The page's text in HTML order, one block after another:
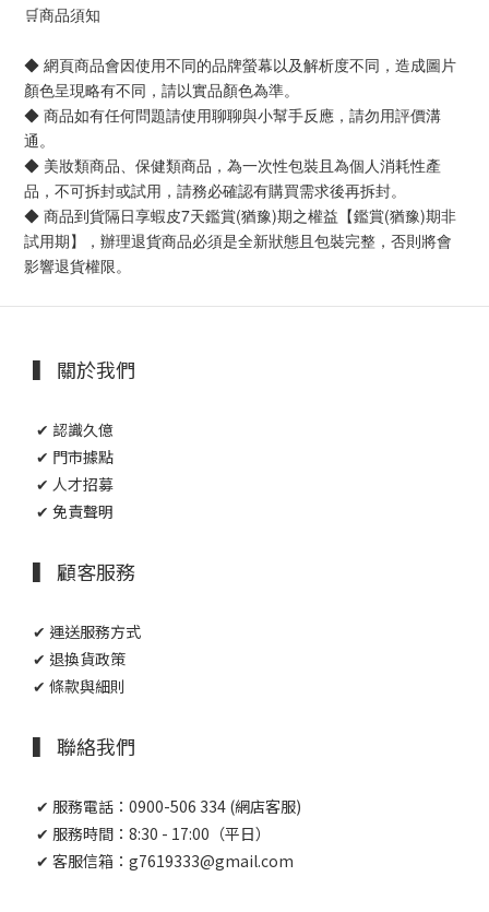
🛒商品須知
◆ 網頁商品會因使用不同的品牌螢幕以及解析度不同，造成圖片
顏色呈現略有不同，請以實品顏色為準。
◆ 商品如有任何問題請使用聊聊與小幫手反應，請勿用評價溝
通。
◆ 美妝類商品、保健類商品，為一次性包裝且為個人消耗性產
品，不可拆封或試用，請務必確認有購買需求後再拆封。
◆ 商品到貨隔日享蝦皮7天鑑賞(猶豫)期之權益【鑑賞(猶豫)期非
試用期】，辦理退貨商品必須是全新狀態且包裝完整，否則將會
影響退貨權限。
▍ 關於我們
✔ 認識久億
✔ 門市據點
✔ 人才招募
✔ 免責聲明
▍ 顧客服務
✔ 運送服務方式
✔ 退換貨政策
✔ 條款與細則
▍ 聯絡我們
✔ 服務電話：0900-506 334 (網店客服)
✔ 服務時間：8:30 - 17:00（平日）
✔ 客服信箱：g7619333@gmail.com